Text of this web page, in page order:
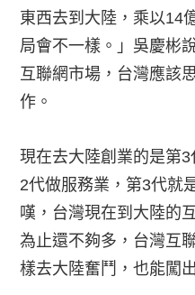
東西去到大陸，乘以14
局會不一樣。」吳慶彬
互聯網市場，台灣應該
作。
現在去大陸創業的是第
2代做服務業，第3代就
嘆，台灣現在到大陸的
為止還不夠多，台灣互
樣去大陸奮鬥，也能闖